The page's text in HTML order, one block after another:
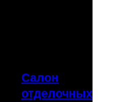
Салон
отделочных